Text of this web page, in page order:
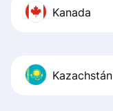
Kanada
Kazachstán